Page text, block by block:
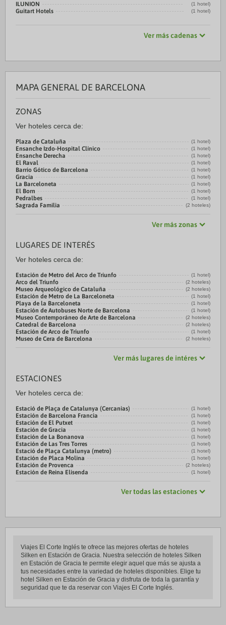
ILUNION (1 hotel)
Guitart Hotels (1 hotel)
Ver más cadenas
MAPA GENERAL DE BARCELONA
ZONAS
Ver hoteles cerca de:
Plaza de Cataluña (1 hotel)
Ensanche Izdo-Hospital Clínico (1 hotel)
Ensanche Derecha (1 hotel)
El Raval (1 hotel)
Barrio Gótico de Barcelona (1 hotel)
Gracia (1 hotel)
La Barceloneta (1 hotel)
El Born (1 hotel)
Pedralbes (1 hotel)
Sagrada Familia (2 hoteles)
Ver más zonas
LUGARES DE INTERÉS
Ver hoteles cerca de:
Estación de Metro del Arco de Triunfo (1 hotel)
Arco del Triunfo (2 hoteles)
Museo Arqueológico de Cataluña (2 hoteles)
Estación de Metro de La Barceloneta (1 hotel)
Playa de la Barceloneta (1 hotel)
Estación de Autobuses Norte de Barcelona (1 hotel)
Museo Contemporáneo de Arte de Barcelona (2 hoteles)
Catedral de Barcelona (2 hoteles)
Estación de Arco de Triunfo (1 hotel)
Museo de Cera de Barcelona (2 hoteles)
Ver más lugares de intéres
ESTACIONES
Ver hoteles cerca de:
Estació de Plaça de Catalunya (Cercanias) (1 hotel)
Estación de Barcelona Francia (1 hotel)
Estación de El Putxet (1 hotel)
Estación de Gracia (1 hotel)
Estación de La Bonanova (1 hotel)
Estación de Las Tres Torres (1 hotel)
Estació de Plaça Catalunya (metro) (1 hotel)
Estación de Placa Molina (1 hotel)
Estación de Provenca (2 hoteles)
Estación de Reina Elisenda (1 hotel)
Ver todas las estaciones
Viajes El Corte Inglés te ofrece las mejores ofertas de hoteles
Silken en Estación de Gracia. Nuestra selección de hoteles Silken
en Estación de Gracia te permite elegir aquel que más se ajusta a
tus necesidades entre la variedad de hoteles disponibles. Elige tu
hotel Silken en Estación de Gracia y disfruta de toda la garantía y
seguridad que te da reservar con Viajes El Corte Inglés.